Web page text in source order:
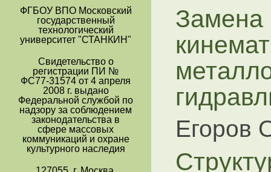
ФГБОУ ВПО Московский
государственный
технологический
университет "СТАНКИН"
Свидетельство о
регистрации ПИ №
ФС77-31574 от 4 апреля
2008 г. выдано
Федеральной службой по
надзору за соблюдением
законодательства в
сфере массовых
коммуникаций и охране
культурного наследия
Замена
Егоров